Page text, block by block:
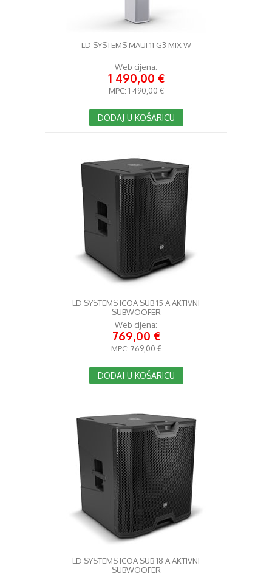
LD SYSTEMS MAUI 11 G3 MIX W
Web cijena:
1 490,00 €
MPC: 1 490,00 €
DODAJ U KOŠARICU
LD SYSTEMS ICOA SUB 15 A AKTIVNI
SUBWOOFER
Web cijena:
769,00 €
MPC: 769,00 €
DODAJ U KOŠARICU
LD SYSTEMS ICOA SUB 18 A AKTIVNI
SUBWOOFER